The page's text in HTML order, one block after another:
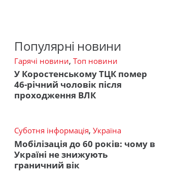
Популярні новини
Гарячі новини, Топ новини
У Коростенському ТЦК помер
46-річний чоловік після
проходження ВЛК
Суботня інформація, Україна
Мобілізація до 60 років: чому в
Україні не знижують
граничний вік